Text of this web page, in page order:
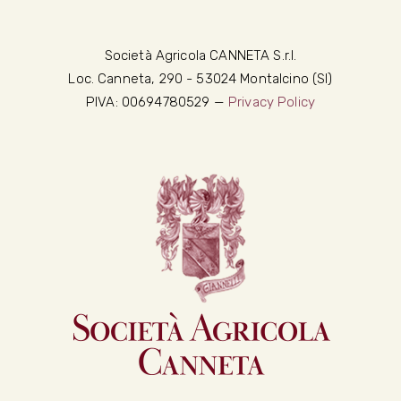
Società Agricola CANNETA S.r.l.
Loc. Canneta, 290 - 53024 Montalcino (SI)
PIVA: 00694780529 — Privacy Policy